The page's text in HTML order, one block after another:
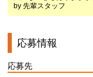
by 先輩スタッフ
応募情報
応募先